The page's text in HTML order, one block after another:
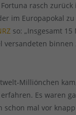
rasch
im Europapokal
so: „Insgesamt
Milliönchen
Es waren
mal vor